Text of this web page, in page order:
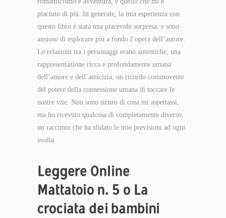
piaciuto di più. In generale, la mia esperienza con
questo libro è stata una piacevole sorpresa, e sono
ansioso di esplorare più a fondo l’opera dell’autore.
Le relazioni tra i personaggi erano autentiche, una
rappresentazione ricca e profondamente umana
dell’amore e dell’amicizia, un ricordo commovente
del potere della connessione umana di toccare le
nostre vite. Non sono sicuro di cosa mi aspettassi,
ma ho ricevuto qualcosa di completamente diverso,
un racconto che ha sfidato le mie previsioni ad ogni
svolta.
Leggere Online
Mattatoio n. 5 o La
crociata dei bambini